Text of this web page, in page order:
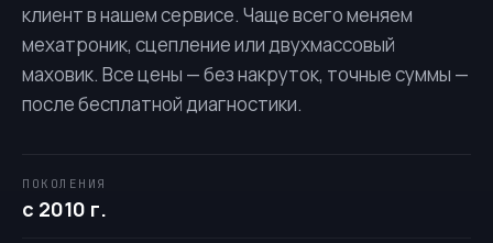
клиент в нашем сервисе. Чаще всего меняем
мехатроник, сцепление или двухмассовый
маховик. Все цены — без накруток, точные суммы —
после бесплатной диагностики.
ПОКОЛЕНИЯ
с 2010 г.